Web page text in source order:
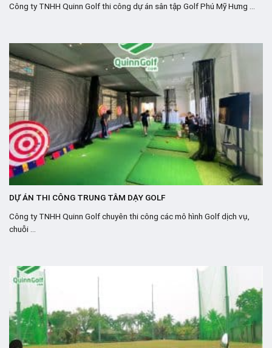
Công ty TNHH Quinn Golf thi công dự án sân tập Golf Phú Mỹ Hưng ...
DỰ ÁN THI CÔNG TRUNG TÂM DẠY GOLF
Công ty TNHH Quinn Golf chuyên thi công các mô hình Golf dịch vụ,
chuỗi ...